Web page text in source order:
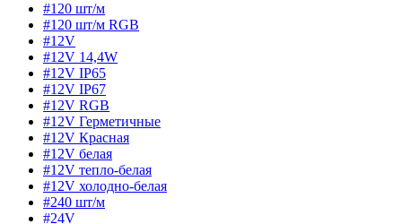
#120 шт/м
#120 шт/м RGB
#12V
#12V 14,4W
#12V IP65
#12V IP67
#12V RGB
#12V Герметичные
#12V Красная
#12V белая
#12V тепло-белая
#12V холодно-белая
#240 шт/м
#24V